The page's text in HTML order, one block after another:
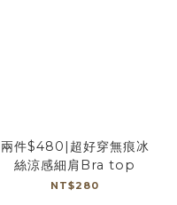
兩件$480|超好穿無痕冰
絲涼感細肩Bra top
NT$280